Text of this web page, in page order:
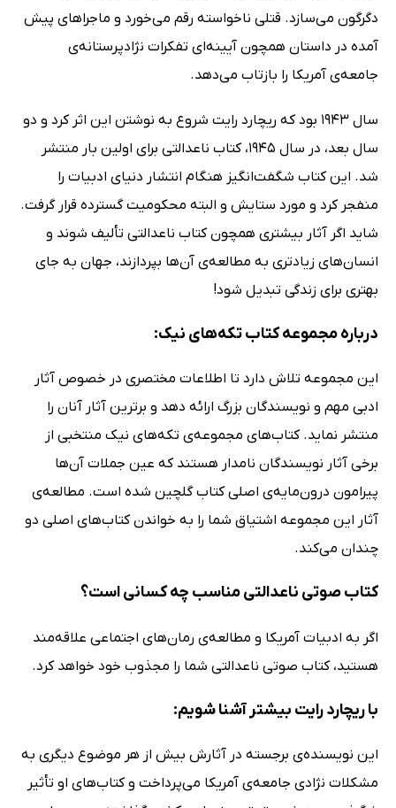
دگرگون می‌سازد. قتلی ناخواسته رقم می‌خورد و ماجراهای پیش‌
آمده در داستان همچون آیینه‌ای تفکرات نژادپرستانه‌ی
جامعه‌ی آمریکا را بازتاب می‌دهد.
سال 1943 بود که ریچارد رایت شروع به نوشتن این اثر کرد و دو
سال بعد،‌ در سال 1945، کتاب ناعدالتی برای اولین بار منتشر
شد. این کتاب شگفت‌انگیز هنگام انتشار دنیای ادبیات را
منفجر کرد و مورد ستایش و البته محکومیت گسترده قرار گرفت.
شاید اگر آثار بیشتری همچون کتاب ناعدالتی تألیف شوند و
انسان‌های زیادتری به مطالعه‌ی آن‌ها بپردازند، جهان به جای
بهتری برای زندگی تبدیل شود!
درباره مجموعه کتاب تکه‌های نیک:
این مجموعه تلاش دارد تا اطلاعات مختصری در خصوص آثار
ادبی مهم و نویسندگان بزرگ ارائه دهد و برترین آثار آنان را
منتشر نماید. کتاب‌های مجموعه‌ی تکه‌های نیک منتخبی از
برخی آثار نویسندگان نامدار هستند که عین جملات آن‌ها
پیرامون درون‌مایه‌ی اصلی کتاب گلچین شده است. مطالعه‌ی
آثار این مجموعه اشتیاق شما را به خواندن کتاب‌‌های اصلی دو
چندان می‌کند.
کتاب صوتی ناعدالتی مناسب چه کسانی است؟
اگر به ادبیات آمریکا و مطالعه‌ی رمان‌های اجتماعی علاقه‌مند
هستید، کتاب صوتی ناعدالتی شما را مجذوب خود خواهد کرد.
با ریچارد رایت بیشتر آشنا شویم:
این نویسنده‌ی برجسته در آثارش بیش از هر موضوع دیگری به
مشکلات نژادی جامعه‌ی آمریکا می‌پرداخت و کتاب‌های او تأثیر